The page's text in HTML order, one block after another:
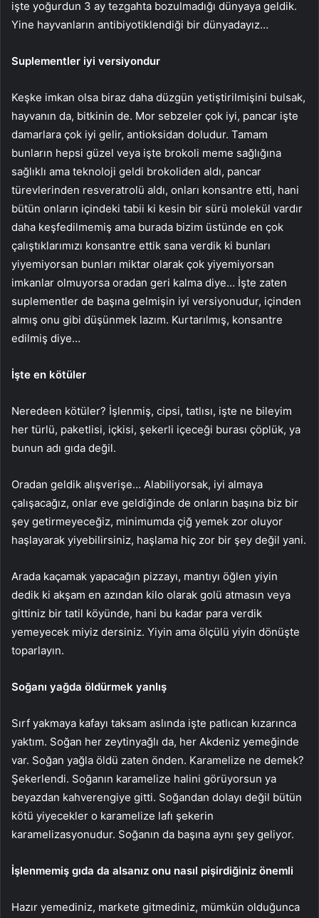
işte yoğurdun 3 ay tezgahta bozulmadığı dünyaya geldik.
Yine hayvanların antibiyotiklendiği bir dünyadayız…
Suplementler iyi versiyondur
Keşke imkan olsa biraz daha düzgün yetiştirilmişini bulsak,
hayvanın da, bitkinin de. Mor sebzeler çok iyi, pancar işte
damarlara çok iyi gelir, antioksidan doludur. Tamam
bunların hepsi güzel veya işte brokoli meme sağlığına
sağlıklı ama teknoloji geldi brokoliden aldı, pancar
türevlerinden resveratrolü aldı, onları konsantre etti, hani
bütün onların içindeki tabii ki kesin bir sürü molekül vardır
daha keşfedilmemiş ama burada bizim üstünde en çok
çalıştıklarımızı konsantre ettik sana verdik ki bunları
yiyemiyorsan bunları miktar olarak çok yiyemiyorsan
imkanlar olmuyorsa oradan geri kalma diye… İşte zaten
suplementler de başına gelmişin iyi versiyonudur, içinden
almış onu gibi düşünmek lazım. Kurtarılmış, konsantre
edilmiş diye…
İşte en kötüler
Neredeen kötüler? İşlenmiş, cipsi, tatlısı, işte ne bileyim
her türlü, paketlisi, içkisi, şekerli içeceği burası çöplük, ya
bunun adı gıda değil.
Oradan geldik alışverişe… Alabiliyorsak, iyi almaya
çalışacağız, onlar eve geldiğinde de onların başına biz bir
şey getirmeyeceğiz, minimumda çiğ yemek zor oluyor
haşlayarak yiyebilirsiniz, haşlama hiç zor bir şey değil yani.
Arada kaçamak yapacağın pizzayı, mantıyı öğlen yiyin
dedik ki akşam en azından kilo olarak golü atmasın veya
gittiniz bir tatil köyünde, hani bu kadar para verdik
yemeyecek miyiz dersiniz. Yiyin ama ölçülü yiyin dönüşte
toparlayın.
Soğanı yağda öldürmek yanlış
Sırf yakmaya kafayı taksam aslında işte patlıcan kızarınca
yaktım. Soğan her zeytinyağlı da, her Akdeniz yemeğinde
var. Soğan yağla öldü zaten önden. Karamelize ne demek?
Şekerlendi. Soğanın karamelize halini görüyorsun ya
beyazdan kahverengiye gitti. Soğandan dolayı değil bütün
kötü yiyecekler o karamelize lafı şekerin
karamelizasyonudur. Soğanın da başına aynı şey geliyor.
İşlenmemiş gıda da alsanız onu nasıl pişirdiğiniz önemli
Hazır yemediniz, markete gitmediniz, mümkün olduğunca